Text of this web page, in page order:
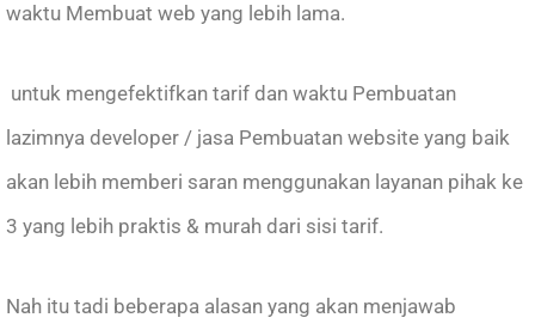
waktu Membuat web yang lebih lama.
untuk mengefektifkan tarif dan waktu Pembuatan
lazimnya developer / jasa Pembuatan website yang baik
akan lebih memberi saran menggunakan layanan pihak ke
3 yang lebih praktis & murah dari sisi tarif.
Nah itu tadi beberapa alasan yang akan menjawab